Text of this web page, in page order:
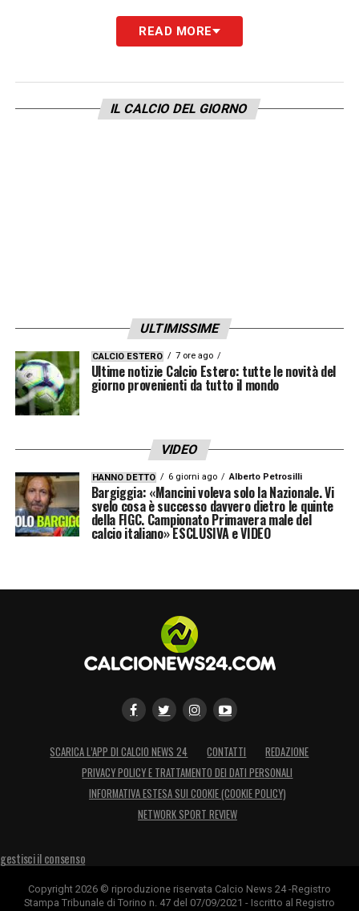
LA PLAYLIST DELLE NOSTRE TOP NEWS
READ MORE
IL CALCIO DEL GIORNO
ULTIMISSIME
CALCIO ESTERO 7 ore ago
Ultime notizie Calcio Estero: tutte le novità del
giorno provenienti da tutto il mondo
VIDEO
HANNO DETTO 6 giorni ago Alberto Petrosilli
Bargiggia: «Mancini voleva solo la Nazionale. Vi
svelo cosa è successo davvero dietro le quinte
della FIGC. Campionato Primavera male del
calcio italiano» ESCLUSIVA e VIDEO
SCARICA L’APP DI CALCIO NEWS 24 CONTATTI
REDAZIONE
PRIVACY POLICY E TRATTAMENTO DEI DATI PERSONALI
INFORMATIVA ESTESA SUI COOKIE (COOKIE POLICY)
NETWORK SPORT REVIEW
gestisci il consenso
Copyright 2026 © riproduzione riservata Calcio News 24 -Registro
Stampa Tribunale di Torino n. 47 del 07/09/2021 - Iscritto al Registro